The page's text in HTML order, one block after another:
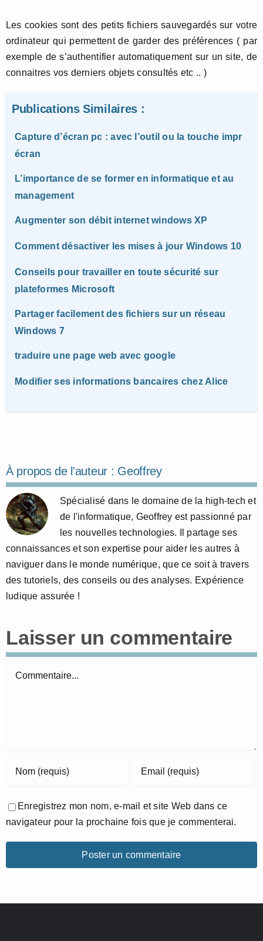
Les cookies sont des petits fichiers sauvegardés sur votre
ordinateur qui permettent de garder des préférences ( par
exemple de s’authentifier automatiquement sur un site, de
connaitres vos derniers objets consultés etc .. )
Publications Similaires :
Capture d’écran pc : avec l’outil ou la touche impr
écran
L’importance de se former en informatique et au
management
Augmenter son débit internet windows XP
Comment désactiver les mises à jour Windows 10
Conseils pour travailler en toute sécurité sur
plateformes Microsoft
Partager facilement des fichiers sur un réseau
Windows 7
traduire une page web avec google
Modifier ses informations bancaires chez Alice
À propos de l'auteur : Geoffrey
Spécialisé dans le domaine de la high-tech et
de l'informatique, Geoffrey est passionné par
les nouvelles technologies. Il partage ses
connaissances et son expertise pour aider les autres à
naviguer dans le monde numérique, que ce soit à travers
des tutoriels, des conseils ou des analyses. Expérience
ludique assurée !
Laisser un commentaire
Commentaire
Enregistrez mon nom, e-mail et site Web dans ce
navigateur pour la prochaine fois que je commenterai.